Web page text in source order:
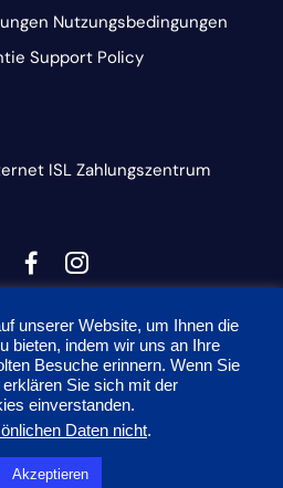
Nutzungsbedingungen
Support Policy
ISL Zahlungszentrum
dashicons-
linkedin
dashicons-
facebook-
alt
instagram
reCAPTCHA and the Google
Terms of Service apply
unserer Website, um Ihnen die
bieten, indem wir uns an Ihre
Besuche erinnern. Wenn Sie
Sie sich mit der
einverstanden.
Daten nicht.
Akzeptieren